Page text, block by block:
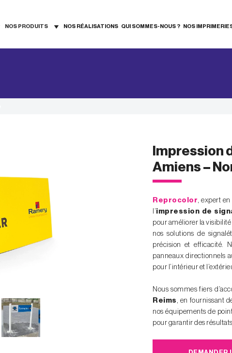
NOS PRODUITS NOS RÉALISATIONS QUI SOMMES-NOUS ? NOS
Impression
Amiens –
Reprocolor, expert
l’impression de
pour améliorer la
nos solutions de
précision et efficacité.
panneaux directionnels
pour l’intérieur et
Nous sommes fiers
Reims , en fournissant
nos équipements de
pour garantir des